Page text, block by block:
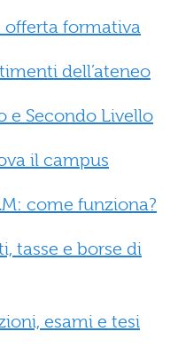
offerta formativa
dell’ateneo
e Secondo Livello
il campus
come funziona?
tasse e borse di
esami e tesi